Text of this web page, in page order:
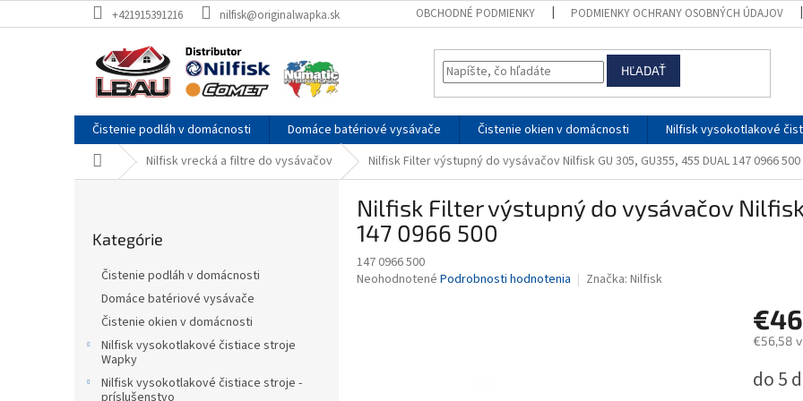
na
+421915391216 nilfisk@originalwapka.sk OBCHODNÉ PODMIENKY PODMIENKY OCHRANY OSOBNÝCH ÚDAJOV
HĽADAŤ
Čistenie podláh v domácnosti Domáce batériové vysávače Čistenie okien v domácnosti Nilfisk vysokotlakové
DomovNilfisk vrecká a filtre do vysávačov Nilfisk Filter výstupný do vysávačov Nilfisk GU 305, GU355, 455 DUAL 147 0966 500
kategórie
Kategórie
Čistenie podláh v domácnosti
Domáce batériové vysávače
Čistenie okien v domácnosti
Nilfisk vysokotlakové čistiace stroje
Wapky
Nilfisk vysokotlakové čistiace stroje -
príslušenstvo
Nilfisk Filter výstupný do vysávačov Nilfisk
147 0966 500
147 0966 500
Priemerné
Neohodnotené Podrobnosti hodnotenia Značka: Nilfisk
€46
€56,58
cena:
do 5